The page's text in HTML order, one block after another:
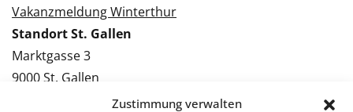
Zustimmung verwalten
Vakanzmeldung Winterthur
Standort St. Gallen
Marktgasse 3
9000 St. Gallen
Tel.: 071 228 09 09